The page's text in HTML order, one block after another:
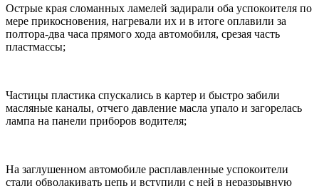
Острые края сломанных ламелей задирали оба успокоителя по
мере прикосновения, нагревали их и в итоге оплавили за
полтора-два часа прямого хода автомобиля, срезая часть
пластмассы;
Частицы пластика спускались в картер и быстро забили
масляные каналы, отчего давление масла упало и загорелась
лампа на панели приборов водителя;
На заглушенном автомобиле расплавленные успокоители
стали обволакивать цепь и вступили с ней в неразрывную